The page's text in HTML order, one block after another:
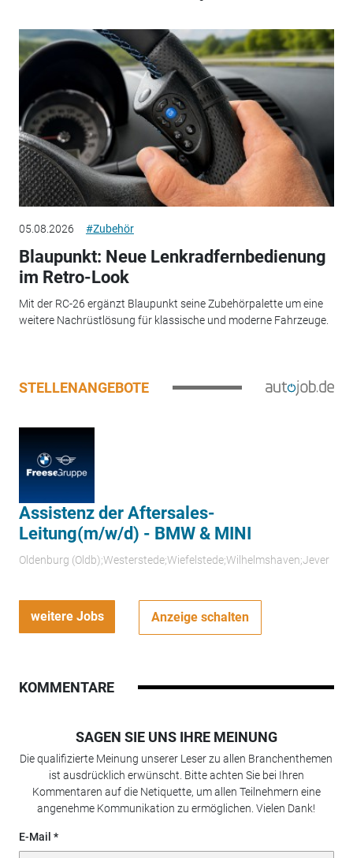
05.08.2026 #Zubehör
Blaupunkt: Neue Lenkradfernbedienung
im Retro-Look
Mit der RC-26 ergänzt Blaupunkt seine Zubehörpalette um eine
weitere Nachrüstlösung für klassische und moderne Fahrzeuge.
STELLENANGEBOTE
Assistenz der Aftersales-
Leitung(m/w/d) - BMW & MINI
Oldenburg (Oldb);Westerstede;Wiefelstede;Wilhelmshaven;Jever
weitere Jobs Anzeige schalten
KOMMENTARE
SAGEN SIE UNS IHRE MEINUNG
Die qualifizierte Meinung unserer Leser zu allen Branchenthemen
ist ausdrücklich erwünscht. Bitte achten Sie bei Ihren
Kommentaren auf die Netiquette, um allen Teilnehmern eine
angenehme Kommunikation zu ermöglichen. Vielen Dank!
E-Mail